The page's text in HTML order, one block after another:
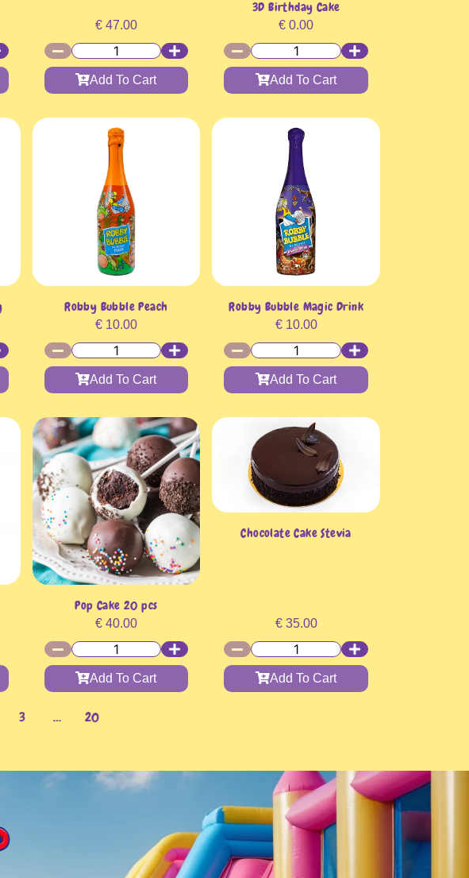
€47.00
Add To Cart
3D Birthday Cake
€ 0.00
Add To Cart
Robby Bubble Peach
€10.00
Add To Cart
Robby Bubble Magic Drink
€10.00
Add To Cart
Pop Cake 20 pcs
€40.00
Add To Cart
Chocolate Cake Stevia
€35.00
Add To Cart
3 … 20